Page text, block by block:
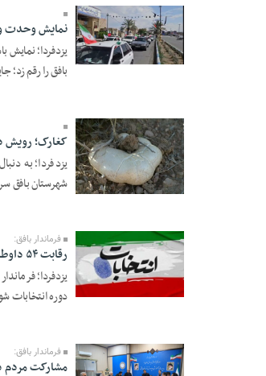
12 Farvardin 1405 -
نمایش وحدت و
بافق را رقم
08 Farvardin 1405 -
کغارک؛ رویش
یزدفردا؛ به
شهرستان بافق
06 Farvardin 1405 -
فرماندار بافق:
رقابت ۵۴ داوطلب برای کسب ۵ کرسی شورای شهر بافق
دوره انتخابات
فرماندار بافق:
مشارکت مردم